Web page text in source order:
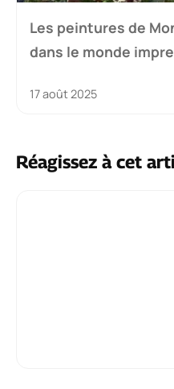
Les peintures de
dans le monde
17 août 2025
Réagissez à cet